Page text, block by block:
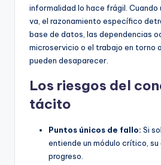
informalidad lo hace frágil. Cuando
va, el razonamiento específico
base de datos, las dependencias
microservicio o el trabajo en torno
pueden desaparecer.
Los riesgos del
tácito
Puntos únicos de fallo: Si
entiende un módulo crítico,
progreso.